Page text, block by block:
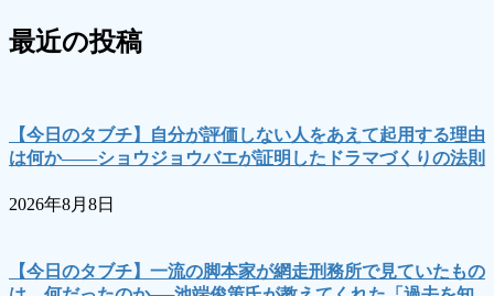
最近の投稿
【今日のタブチ】自分が評価しない人をあえて起用する理由
は何か――ショウジョウバエが証明したドラマづくりの法則
2026年8月8日
【今日のタブチ】一流の脚本家が網走刑務所で見ていたもの